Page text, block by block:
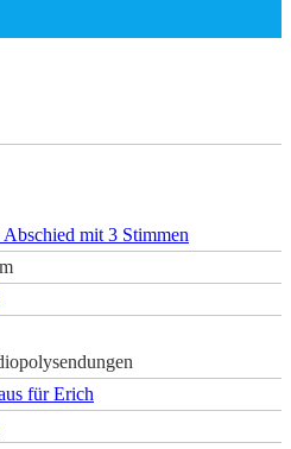
mit 3 Stimmen
für Erich